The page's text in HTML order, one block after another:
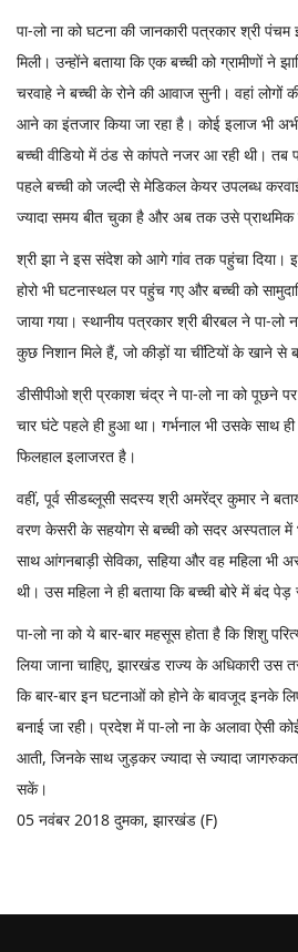
पा-लो ना को घटना की जानकारी पत्रकार श्री
मिली। उन्होंने बताया कि एक बच्ची को ग्रामीणों ने
चरवाहे ने बच्ची के रोने की आवाज सुनी। वहां
आने का इंतजार किया जा रहा है। कोई इलाज भी
बच्ची वीडियो में ठंड से कांपते नजर आ रही थी। तब
पहले बच्ची को जल्दी से मेडिकल केयर उपलब्ध
ज्यादा समय बीत चुका है और अब तक उसे प्राथमिक
श्री झा ने इस संदेश को आगे गांव तक पहुंचा दिया।
होरो भी घटनास्थल पर पहुंच गए और बच्ची को
जाया गया। स्थानीय पत्रकार श्री बीरबल ने पा-लो
कुछ निशान मिले हैं, जो कीड़ों या चींटियों के खाने से
डीसीपीओ श्री प्रकाश चंद्र ने पा-लो ना को पूछने
चार घंटे पहले ही हुआ था। गर्भनाल भी उसके साथ
फिलहाल इलाजरत है।
वहीं, पूर्व सीडब्लूसी सदस्य श्री अमरेंद्र कुमार ने
वरण केसरी के सहयोग से बच्ची को सदर अस्पताल में
साथ आंगनबाड़ी सेविका, सहिया और वह महिला भी
थी। उस महिला ने ही बताया कि बच्ची बोरे में बंद पेड़
पा-लो ना को ये बार-बार महसूस होता है कि शिशु
लिया जाना चाहिए, झारखंड राज्य के अधिकारी
कि बार-बार इन घटनाओं को होने के बावजूद इनके
बनाई जा रही। प्रदेश में पा-लो ना के अलावा ऐसी
आती, जिनके साथ जुड़कर ज्यादा से ज्यादा
सकें।
05 नवंबर 2018 दुमका, झारखंड (F)